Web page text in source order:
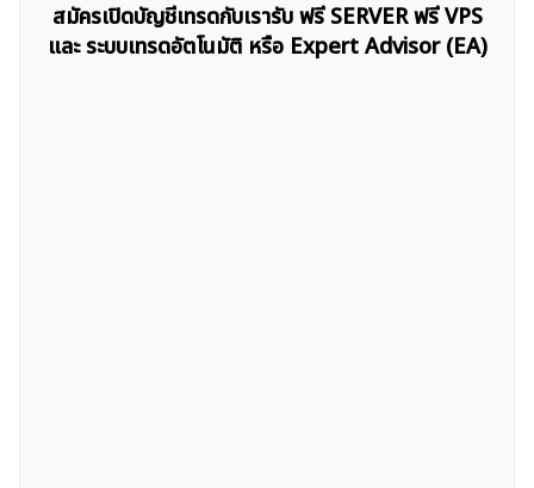
สมัครเปิดบัญชีเทรดกับเรารับ ฟรี SERVER ฟรี VPS
และ ระบบเทรดอัตโนมัติ หรือ Expert Advisor (EA)